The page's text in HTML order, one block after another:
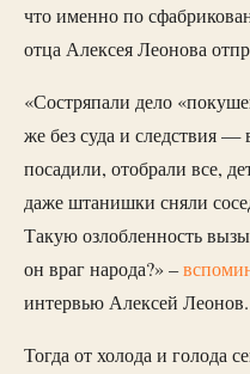
что именно по
отца Алексея Леонова
«Состряпали дело
же без суда и следствия
посадили, отобрали все,
даже штанишки сняли
Такую озлобленность
он враг народа?» –
интервью Алексей Леонов.
Тогда от холода и голода